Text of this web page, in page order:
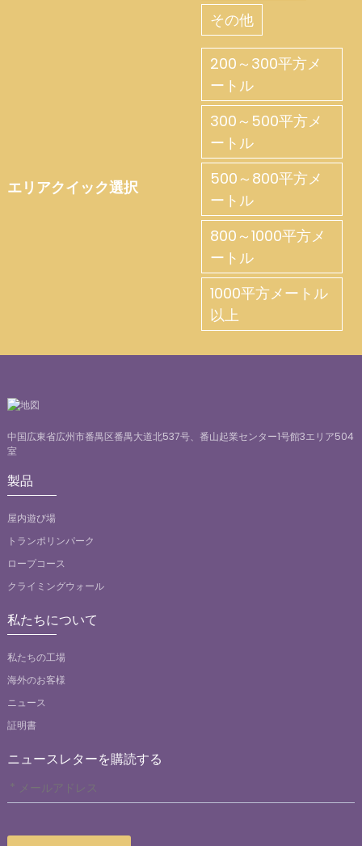
その他
エリアクイック選択
200～300平方メ
ートル
300～500平方メ
ートル
500～800平方メ
ートル
800～1000平方メ
ートル
1000平方メートル
以上
中国広東省広州市番禺区番禺大道北537号、番山起業センター1号館3エリア504
室
製品
屋内遊び場
トランポリンパーク
ロープコース
クライミングウォール
私たちについて
私たちの工場
海外のお客様
ニュース
証明書
ニュースレターを購読する